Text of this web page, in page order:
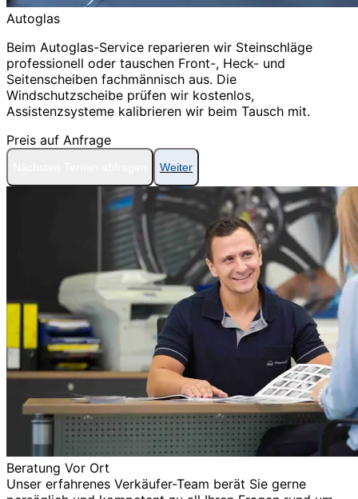
Autoglas
Beim Autoglas-Service reparieren wir Steinschläge
professionell oder tauschen Front-, Heck- und
Seitenscheiben fachmännisch aus. Die
Windschutzscheibe prüfen wir kostenlos,
Assistenzsysteme kalibrieren wir beim Tausch mit.
Preis auf Anfrage
Weiter
Beratung Vor Ort
Unser erfahrenes Verkäufer-Team berät Sie gerne